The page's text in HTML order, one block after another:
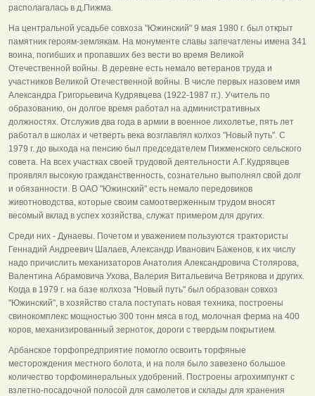
располагалась в д.Пижма.
На центральной усадьбе совхоза "Южинский" 9 мая 1980 г. был открыт
памятник героям-землякам. На монументе славы запечатлены имена 341
воина, погибших и пропавших без вести во время Великой
Отечественной войны. В деревне есть немало ветеранов труда и
участников Великой Отечественной войны. В числе первых назовем имя
Александра Григорьевича Кудрявцева (1922-1987 гг.). Учитель по
образованию, он долгое время работал на административных
должностях. Отслужив два года в армии в военное лихолетье, пять лет
работал в школах и четверть века возглавлял колхоз "Новый путь". С
1979 г. до выхода на пенсию был председателем Пижменского сельского
совета. На всех участках своей трудовой деятельности А.Г.Кудрявцев
проявлял высокую гражданственность, сознательно выполнял свой долг
и обязанности. В ОАО "Южинский" есть немало передовиков
животноводства, которые своим самоотверженным трудом вносят
весомый вклад в успех хозяйства, служат примером для других.
Среди них - Дунаевы. Почетом и уважением пользуются трактористы
Геннадий Андреевич Шалаев, Александр Иванович Баженов, к их числу
надо причислить механизаторов Анатолия Александровича Столярова,
Валентина Абрамовича Ухова, Валерия Витальевича Ветрякова и других.
Когда в 1979 г. на базе колхоза "Новый путь" был образован совхоз
"Южинский", в хозяйство стала поступать новая техника, построены
свинокомплекс мощностью 300 тонн мяса в год, молочная ферма на 400
коров, механизированный зерноток, дороги с твердым покрытием.
Арбанское торфопредприятие помогло освоить торфяные
месторождения местного болота, и на поля было завезено большое
количество торфоминеральных удобрений. Построены агрохимпункт с
взлетно-посадочной полосой для самолетов и склады для хранения